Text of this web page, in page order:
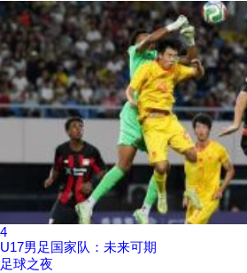
4
U17男足国家队：未来可期
足球之夜